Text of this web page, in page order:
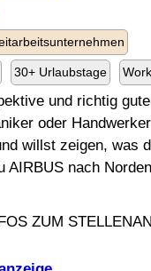
30+ Urlaubstage
und richtig
oder
willst zeigen, was
AIRBUS nach
ZUM